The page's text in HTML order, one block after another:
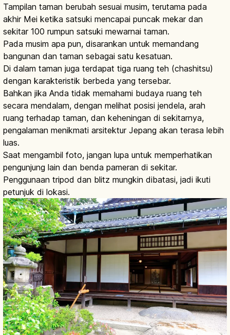
Tampilan taman berubah sesuai musim, terutama pada
akhir Mei ketika satsuki mencapai puncak mekar dan
sekitar 100 rumpun satsuki mewarnai taman.
Pada musim apa pun, disarankan untuk memandang
bangunan dan taman sebagai satu kesatuan.
Di dalam taman juga terdapat tiga ruang teh (chashitsu)
dengan karakteristik berbeda yang tersebar.
Bahkan jika Anda tidak memahami budaya ruang teh
secara mendalam, dengan melihat posisi jendela, arah
ruang terhadap taman, dan keheningan di sekitarnya,
pengalaman menikmati arsitektur Jepang akan terasa lebih
luas.
Saat mengambil foto, jangan lupa untuk memperhatikan
pengunjung lain dan benda pameran di sekitar.
Penggunaan tripod dan blitz mungkin dibatasi, jadi ikuti
petunjuk di lokasi.